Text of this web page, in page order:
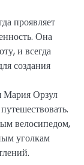
проявляет
Она
и всегда
создания
Мария Орзул
велосипедом,
уголкам